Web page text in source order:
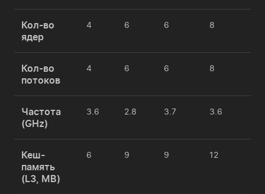
Кол-во
ядер
4 6 6 8
Кол-во
потоков
4 6 6 8
Частота
(GHz)
3.6 2.8 3.7 3.6
Кеш-
память
(L3, MB)
6 9 9 12